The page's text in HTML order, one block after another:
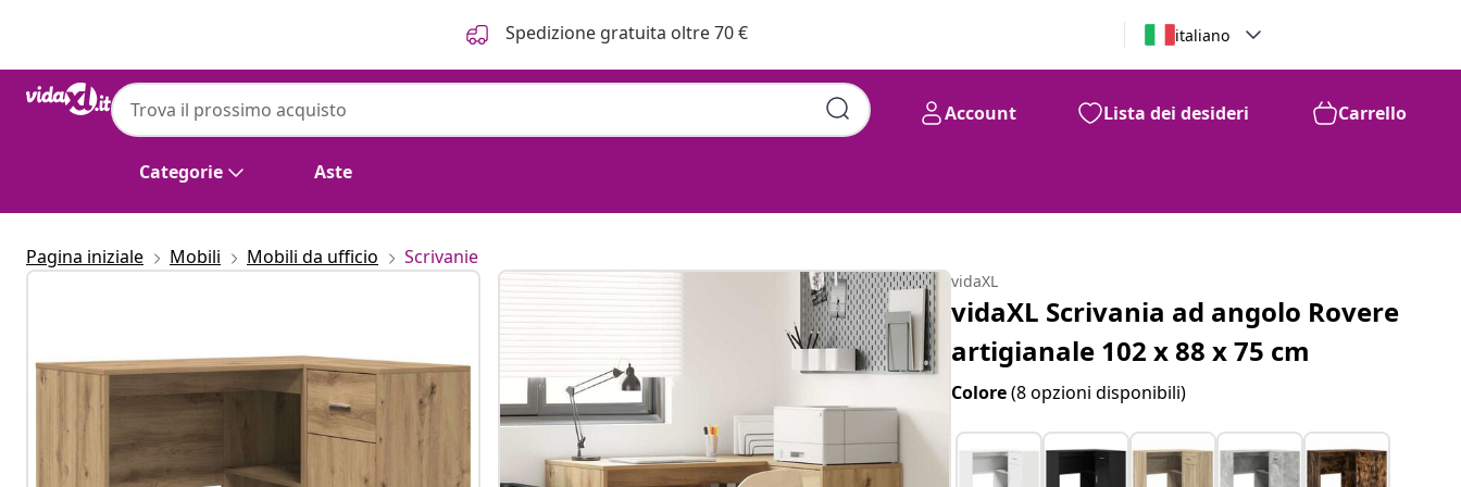
Spedizione gratuita oltre 70 € italiano
Categorie Aste
Account Lista dei desideri Carrello
Pagina iniziale Mobili Mobili da ufficio Scrivanie
vidaXL
vidaXL Scrivania ad angolo Rovere
artigianale 102 x 88 x 75 cm
Colore(8 opzioni disponibili)